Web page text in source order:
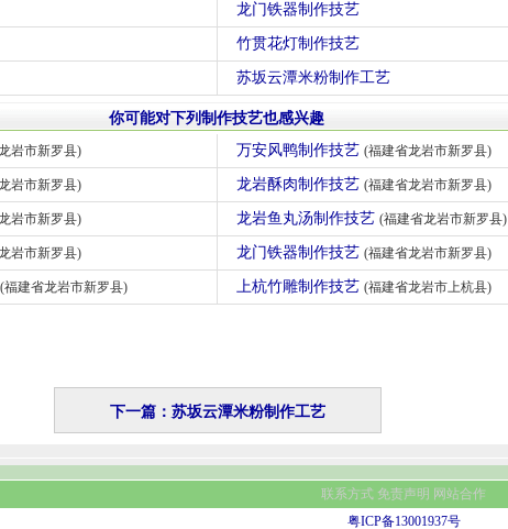
龙门铁器制作技艺
竹贯花灯制作技艺
苏坂云潭米粉制作工艺
你可能对下列制作技艺也感兴趣
岩市新罗县) 万安风鸭制作技艺 (福建省龙岩市新罗县)
岩市新罗县) 龙岩酥肉制作技艺 (福建省龙岩市新罗县)
岩市新罗县) 龙岩鱼丸汤制作技艺 (福建省龙岩市新罗县)
岩市新罗县) 龙门铁器制作技艺 (福建省龙岩市新罗县)
(福建省龙岩市新罗县) 上杭竹雕制作技艺 (福建省龙岩市上杭县)
下一篇：苏坂云潭米粉制作工艺
联系方式 免责声明 网站合作
粤ICP备13001937号